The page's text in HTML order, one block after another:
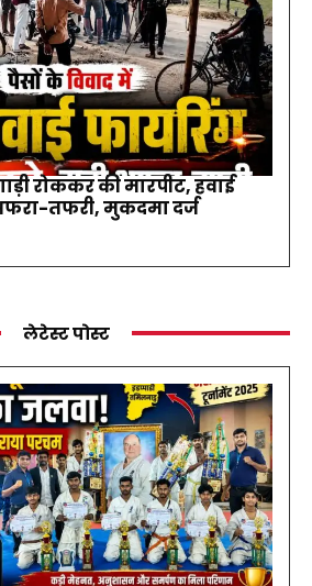
रोककर की मारपीट, हवाई
तफरी, मुकदमा दर्ज
लेटेस्ट पोस्ट